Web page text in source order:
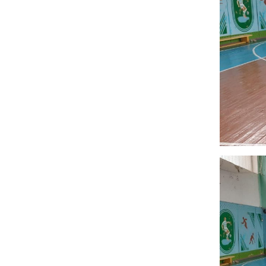
Адміністрація
Відділення
Циклові комісії
Звернення
Кадровий склад
Відомості про
матеріально-
забезпечення